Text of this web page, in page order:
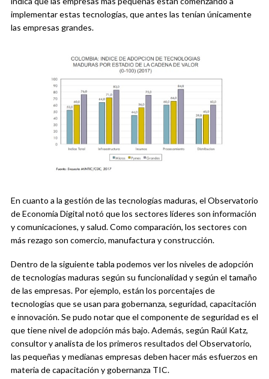
implementar estas tecnologías, que antes las tenían únicamente
las empresas grandes.
En cuanto a la gestión de las tecnologías maduras, el Observatorio
de Economía Digital notó que los sectores líderes son información
y comunicaciones, y salud. Como comparación, los sectores con
más rezago son comercio, manufactura y construcción.
Dentro de la siguiente tabla podemos ver los niveles de adopción
de tecnologías maduras según su funcionalidad y según el tamaño
de las empresas. Por ejemplo, están los porcentajes de
tecnologías que se usan para gobernanza, seguridad, capacitación
e innovación. Se pudo notar que el componente de seguridad es el
que tiene nivel de adopción más bajo. Además, según Raúl Katz,
consultor y analista de los primeros resultados del Observatorio,
las pequeñas y medianas empresas deben hacer más esfuerzos en
materia de capacitación y gobernanza TIC.